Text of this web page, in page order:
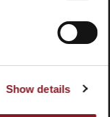
Show details